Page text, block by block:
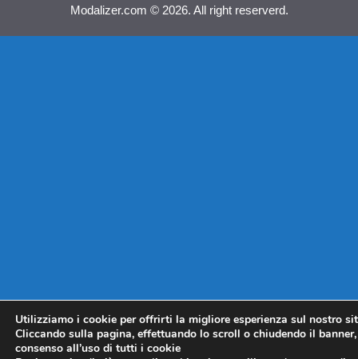
Modalizer.com © 2026. All right reserverd.
Utilizziamo i cookie per offrirti la migliore esperienza sul nostro
Cliccando sulla pagina, effettuando lo scroll o chiudendo il
consenso all’uso di tutti i cookie